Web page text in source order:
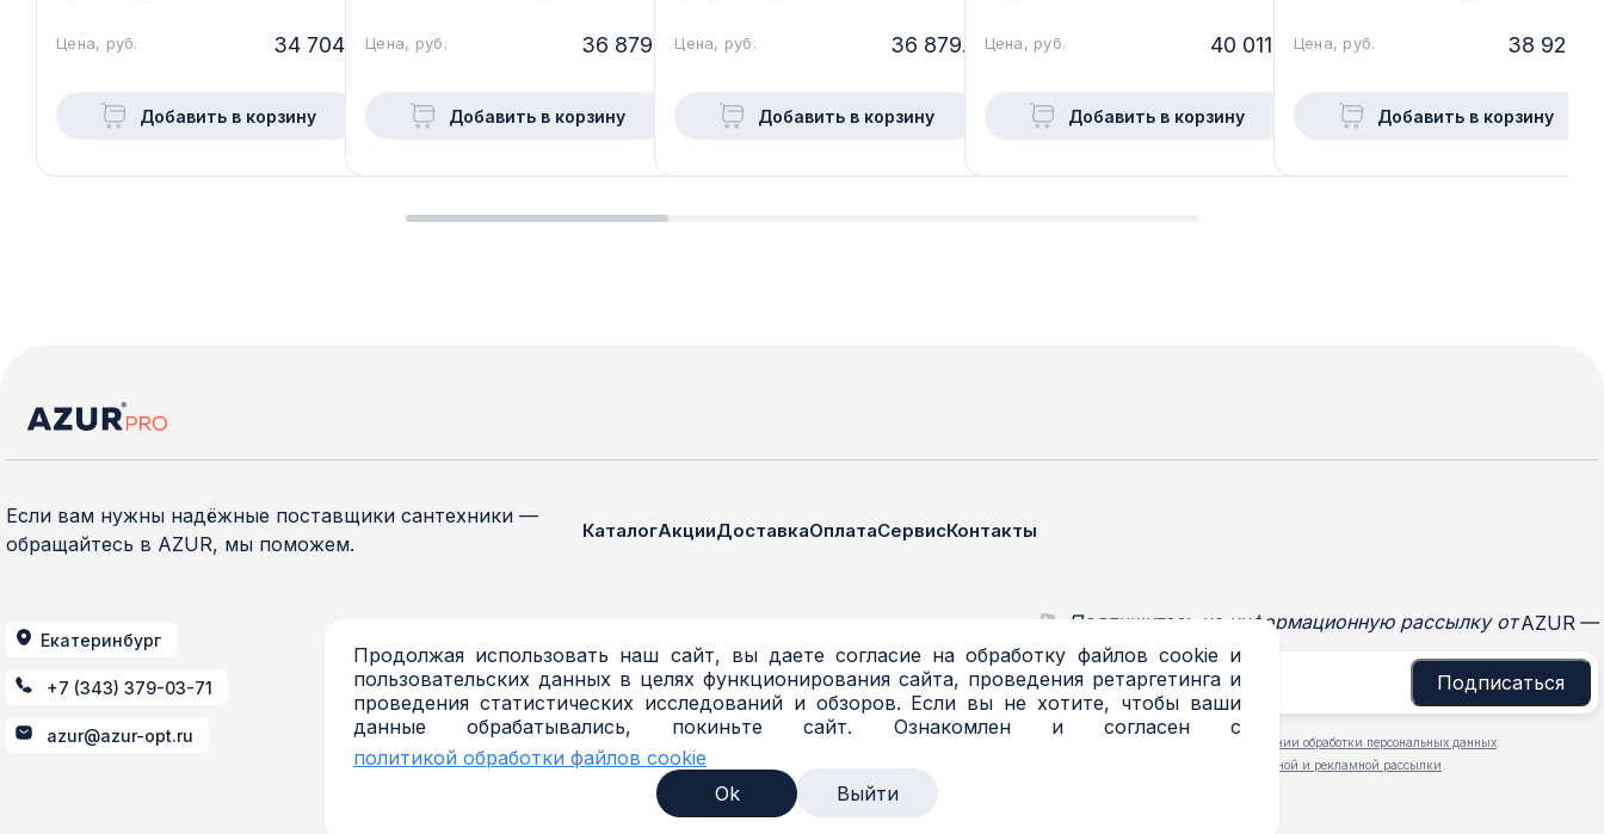
Цена, руб. 34 704.-
Добавить в корзину
Цена, руб. 36 879.-
Добавить в корзину
Цена, руб. 36 879.-
Добавить в корзину
Цена, руб. 40 011.-
Добавить в корзину
Цена, руб. 38 923.-
Добавить в корзину
Продолжая использовать наш сайт, вы даете согласие на обработку файлов cookie и
пользовательских данных в целях функционирования сайта, проведения ретаргетинга и
проведения статистических исследований и обзоров. Если вы не хотите, чтобы ваши
данные обрабатывались, покиньте сайт. Ознакомлен и согласен с
политикой обработки файлов cookie
Ok
Выйти
Если вам нужны надёжные поставщики сантехники —
обращайтесь в AZUR, мы поможем.
КаталогАкцииДоставкаОплатаСервисКонтакты
Екатеринбург
+7 (343) 379-03-71
azur@azur-opt.ru
Подпишитесь на информационную рассылку от AZUR —
Подписаться
Политикой в отношении обработки персональных данных
согласие на получение новостной и рекламной рассылки